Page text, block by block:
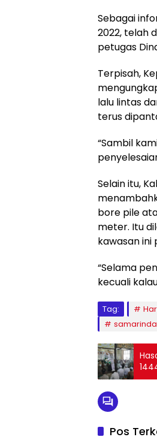
Sebagai
2022, telah
petugas
Terpisah,
lalu lintas
terus
“Sambil
Selain itu,
bore pile
meter. Itu
kawasan ini
“Selama
kecuali
Tag:
samarinda
Pos